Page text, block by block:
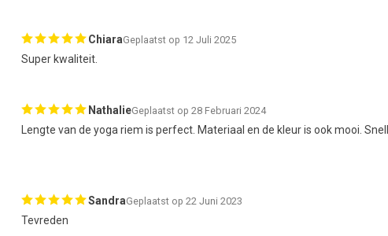
ChiaraGeplaatst op 12 Juli 2025
Super kwaliteit.
NathalieGeplaatst op 28 Februari 2024
Lengte van de yoga riem is perfect. Materiaal en de kleur is ook mooi.
SandraGeplaatst op 22 Juni 2023
Tevreden